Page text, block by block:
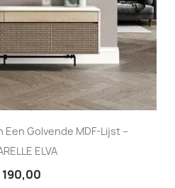
Een Golvende MDF-Lijst –
ELVA